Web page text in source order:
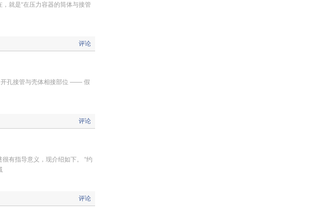
就是“在压力容器的筒体与接管
评论
孔接管与壳体相接部位 —— 假
评论
有指导意义，现介绍如下。 “约
评论